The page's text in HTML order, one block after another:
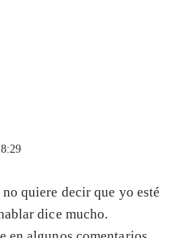
quiere decir que yo esté
dice mucho.